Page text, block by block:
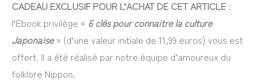
CADEAU EXCLUSIF POUR L’ACHAT DE CET ARTICLE :
l’Ebook privilège « 6 clés pour connaitre la culture
Japonaise» (d’une valeur initiale de 11,99 euros) vous est
offert. Il a été réalisé par notre équipe d’amoureux du
folklore Nippon.